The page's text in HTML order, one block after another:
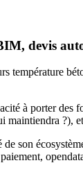
devis
température
à porter
?),
son